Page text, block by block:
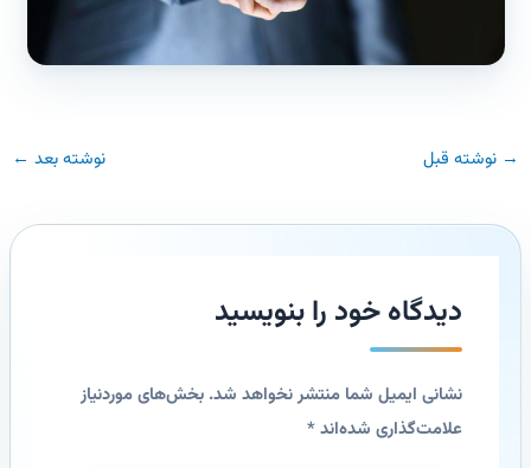
→ نوشته قبل نوشته بعد ←
دیدگاه‌ خود را بنویسید
نشانی ایمیل شما منتشر نخواهد شد. بخش‌های موردنیاز
علامت‌گذاری شده‌اند*